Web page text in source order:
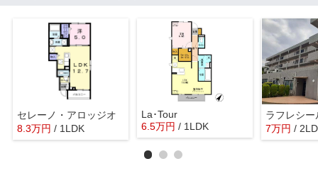
セレーノ・アロッジオ
8.3万円 / 1LDK
La･Tour
6.5万円 / 1LDK
ラフレシー
7万円 /